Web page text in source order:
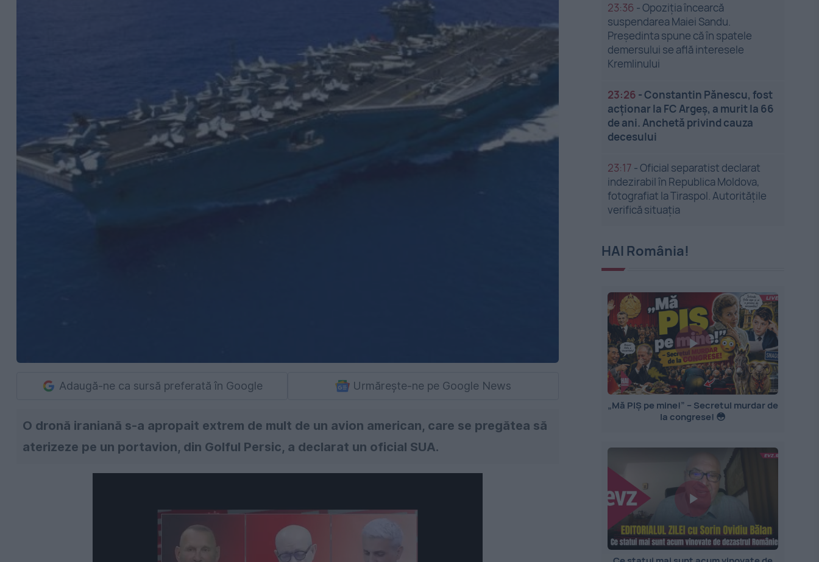
Adaugă-ne ca sursă preferată în Google Urmărește-ne pe Google News
O dronă iraniană s-a apropait extrem de mult de un avion american, care se pregătea să
aterizeze pe un portavion, din Golful Persic, a declarat un oficial SUA.
23:36 -Opoziția încearcă
suspendarea Maiei Sandu.
Președinta spune că în spatele
demersului se află interesele
Kremlinului
23:26 -Constantin Pănescu, fost
acționar la FC Argeș, a murit la 66
de ani. Anchetă privind cauza
decesului
23:17 -Oficial separatist declarat
indezirabil în Republica Moldova,
fotografiat la Tiraspol. Autoritățile
verifică situația
HAI România!
„Mă PIȘ pe mine!” – Secretul murdar de
la congrese! 😳